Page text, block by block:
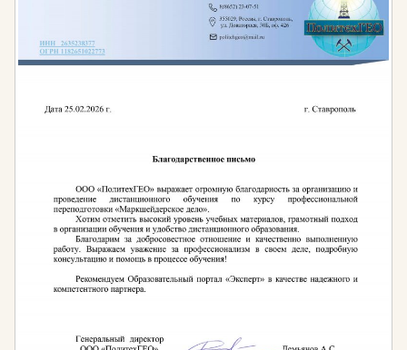
на юридических лиц — от 30000 до 50000
рублей или административное приостановление
деятельности на срок до 90 суток.
Приказ Министерства здравоохранения и
утверждении Единого квалификационного
специалистов и служащих, раздел
«Квалификационные характеристики
должностей работников образования»;
ФГОС среднего профессионального
образования по специальности 43.02.15
«Поварское и кондитерское дело» (утв.